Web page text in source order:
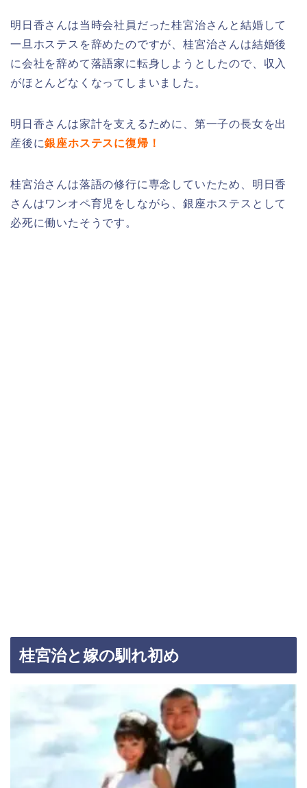
明日香さんは当時会社員だった桂宮治さんと結婚して
一旦ホステスを辞めたのですが、桂宮治さんは結婚後
に会社を辞めて落語家に転身しようとしたので、収入
がほとんどなくなってしまいました。
明日香さんは家計を支えるために、第一子の長女を出
産後に銀座ホステスに復帰！
桂宮治さんは落語の修行に専念していたため、明日香
さんはワンオペ育児をしながら、銀座ホステスとして
必死に働いたそうです。
桂宮治と嫁の馴れ初め